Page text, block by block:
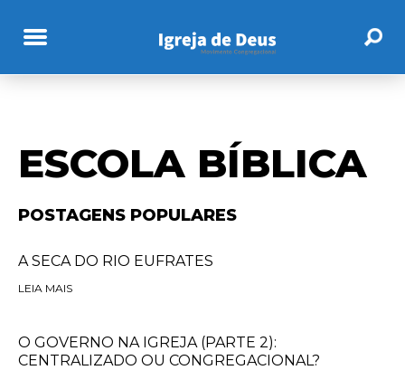
ESCOLA BÍBLICA
POSTAGENS POPULARES
A SECA DO RIO EUFRATES
LEIA MAIS
O GOVERNO NA IGREJA (PARTE 2):
CENTRALIZADO OU CONGREGACIONAL?